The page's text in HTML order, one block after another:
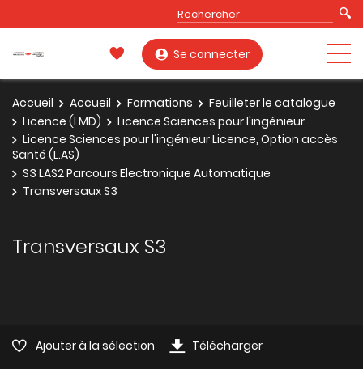
Se connecter
Accueil Accueil Formations
Feuilleter le catalogue
Licence (LMD)
Licence Sciences pour l'ingénieur
Licence Sciences pour l'ingénieur Licence, Option accès
Santé (L.AS)
S3 LAS2 Parcours Electronique Automatique
Transversaux S3
Transversaux S3
Ajouter à la sélection Télécharger